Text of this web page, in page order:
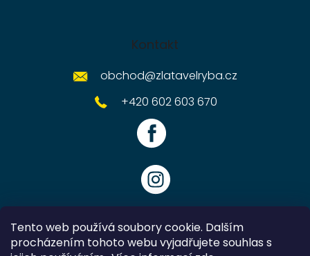
Tento web používá soubory cookie. Dalším
procházením tohoto webu vyjadřujete souhlas s
Kontakt
obchod@zlatavelryba.cz
+420 602 603 670